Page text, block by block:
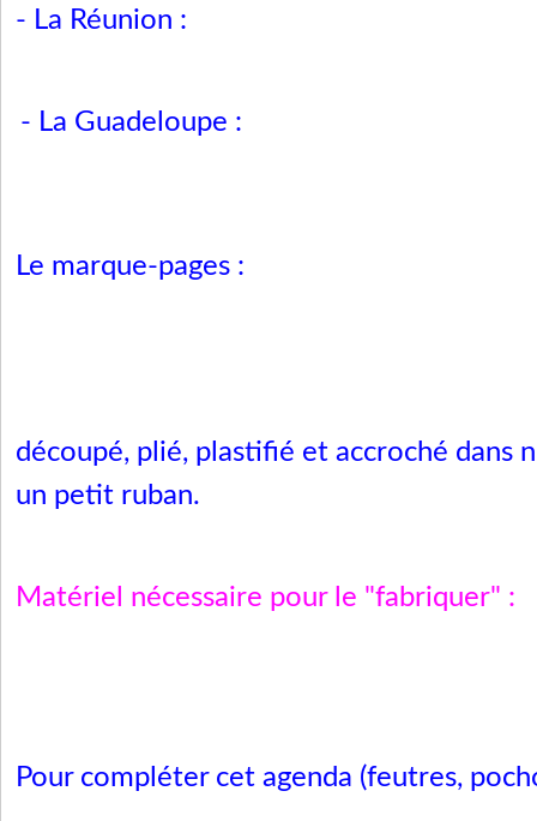
- La Réunion :
- La Guadeloupe :
Le marque-pages :
découpé, plié, plastifié et accroché dans
un petit ruban.
Matériel nécessaire pour le "fabriquer" :
Pour compléter cet agenda (feutres,